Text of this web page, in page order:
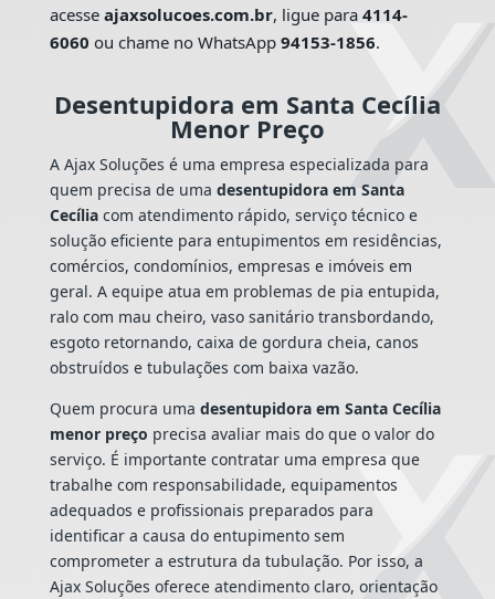
acesse ajaxsolucoes.com.br, ligue para 4114-
6060 ou chame no WhatsApp 94153-1856.
Desentupidora em Santa Cecília
Menor Preço
A Ajax Soluções é uma empresa especializada para
quem precisa de uma desentupidora em Santa
Cecíliacom atendimento rápido, serviço técnico e
solução eficiente para entupimentos em residências,
comércios, condomínios, empresas e imóveis em
geral. A equipe atua em problemas de pia entupida,
ralo com mau cheiro, vaso sanitário transbordando,
esgoto retornando, caixa de gordura cheia, canos
obstruídos e tubulações com baixa vazão.
Quem procura uma desentupidora em Santa Cecília
menor preço precisa avaliar mais do que o valor do
serviço. É importante contratar uma empresa que
trabalhe com responsabilidade, equipamentos
adequados e profissionais preparados para
identificar a causa do entupimento sem
comprometer a estrutura da tubulação. Por isso, a
Ajax Soluções oferece atendimento claro, orientação